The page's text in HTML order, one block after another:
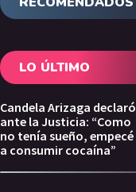
LO ÚLTIMO
Candela Arizaga declaró
ante la Justicia: “Como
no tenía sueño, empecé
a consumir cocaína”